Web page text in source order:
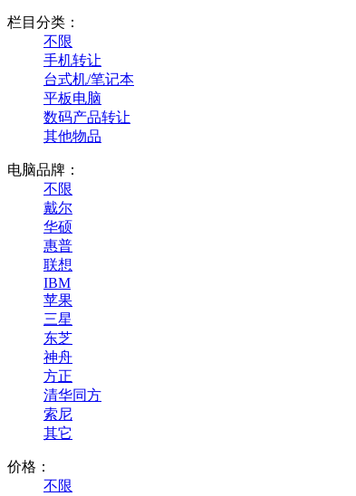
栏目分类：
不限
手机转让
台式机/笔记本
平板电脑
数码产品转让
其他物品
电脑品牌：
不限
戴尔
华硕
惠普
联想
IBM
苹果
三星
东芝
神舟
方正
清华同方
索尼
其它
价格：
不限